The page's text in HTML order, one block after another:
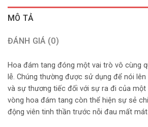
MÔ TẢ
ĐÁNH GIÁ (0)
Hoa đám tang đóng một vai trò vô cùng
lễ. Chúng thường được sử dụng để nói
và sự thương tiếc đối với sự ra đi của một
vòng hoa đám tang còn thể hiện sự sẻ
động viên tinh thần trước nỗi đau mất